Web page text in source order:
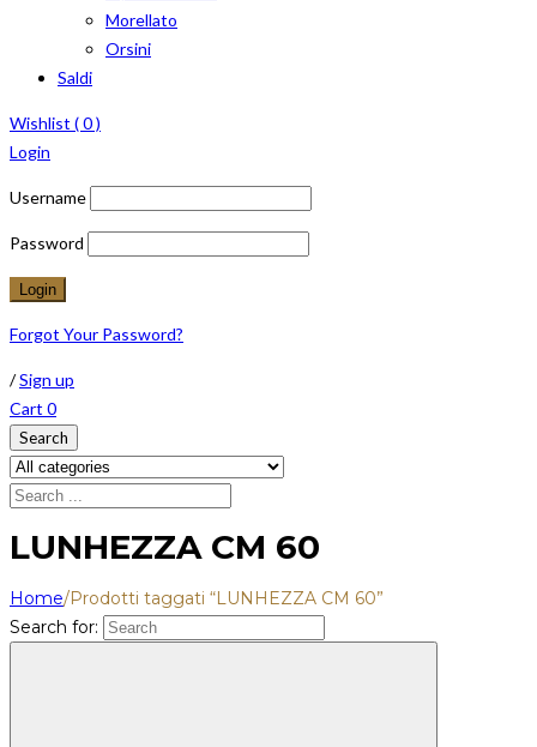
Morellato
Orsini
Saldi
Wishlist (0)
Login
Username
Password
Forgot Your Password?
/Sign up
Cart 0
Search
LUNHEZZA CM 60
Home/Prodotti taggati “LUNHEZZA CM 60”
Search for: